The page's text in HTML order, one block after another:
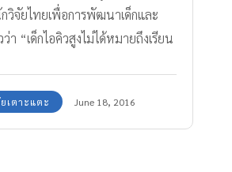
วิจัยไทยเพื่อการพัฒนาเด็กและ
า “เด็กไอคิวสูงไม่ได้หมายถึงเรียน
ดา ทำให้ไอคิวต่ำ
เตาะแตะ June 18, 2016